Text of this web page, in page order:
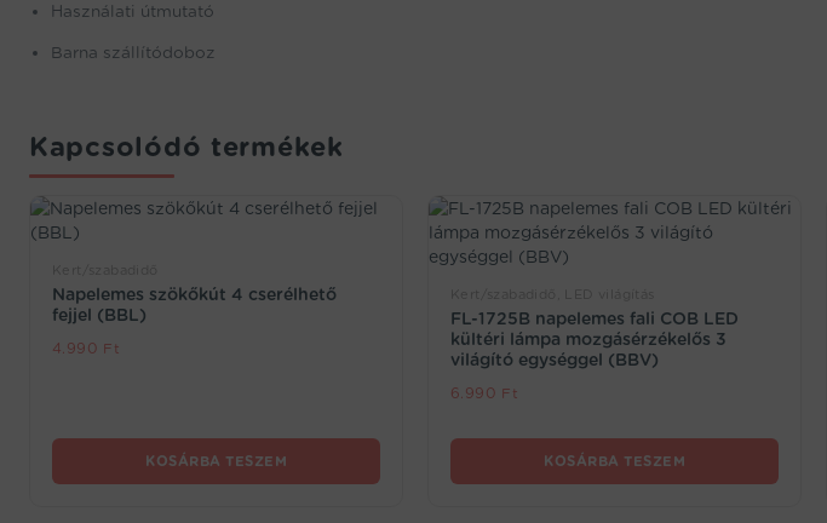
Használati útmutató
Barna szállítódoboz
Kapcsolódó termékek
Napelemes szökőkút 4 cserélhető
fejjel (BBL)
4.990 Ft
KOSÁRBA TESZEM
FL-1725B napelemes fali COB LED
kültéri lámpa mozgásérzékelős 3
világító egységgel (BBV)
6.990 Ft
KOSÁRBA TESZEM